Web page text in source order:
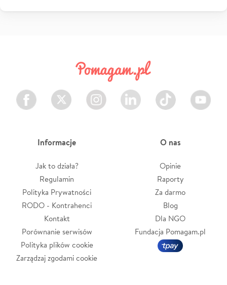
Facebook Twitter Instagram LinkedIn TikTok Youtube
Informacje
Jak to działa?
Regulamin
Polityka Prywatności
RODO - Kontrahenci
Kontakt
Porównanie serwisów
Polityka plików cookie
Zarządzaj zgodami cookie
O nas
Opinie
Raporty
Za darmo
Blog
Dla NGO
Fundacja Pomagam.pl